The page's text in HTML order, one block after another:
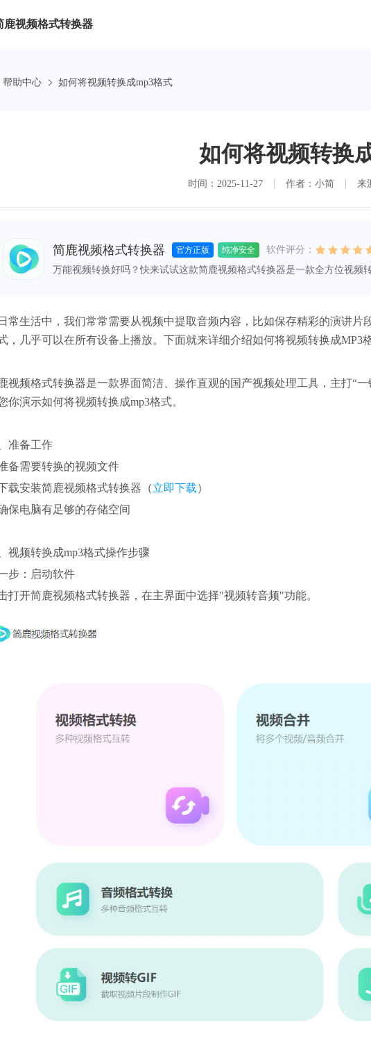
鹿视频格式转换器
帮助中心 如何将视频转换成mp3格式
如何将视频转换
时间：2025-11-27 作者：小简 来
简鹿视频格式转换器 官方正版 纯净安全
软件评分：
万能视频转换好吗？快来试试这款简鹿视频格式转换器是一款全方位视频
常生活中，我们常常需要从视频中提取音频内容，比如保存精彩的演讲
，几乎可以在所有设备上播放。下面就来详细介绍如何将视频转换成MP3格
视频格式转换器是一款界面简洁、操作直观的国产视频处理工具，主打“
你演示如何将视频转换成mp3格式。
准备工作
备需要转换的视频文件
载安装简鹿视频格式转换器（立即下载）
保电脑有足够的存储空间
视频转换成mp3格式操作步骤
步：启动软件
打开简鹿视频格式转换器，在主界面中选择"视频转音频"功能。